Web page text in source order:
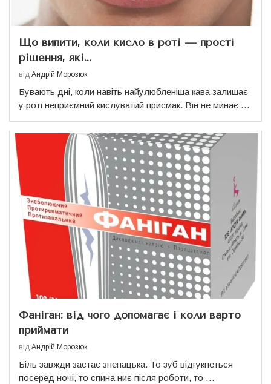
Що випити, коли кисло в роті — прості
рішення, які...
від Андрій Морозюк
Бувають дні, коли навіть найулюбленіша кава залишає
у роті неприємний кислуватий присмак. Він не минає …
Фаніган: від чого допомагає і коли варто
приймати
від Андрій Морозюк
Біль завжди застає зненацька. То зуб відгукнеться
посеред ночі, то спина ниє після роботи, то …